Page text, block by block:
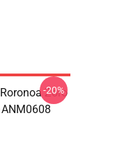
Zoro
-20%